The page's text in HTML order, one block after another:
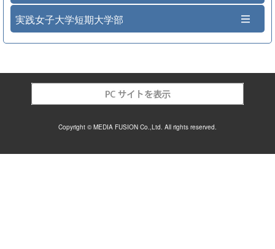
実践女子大学短期大学部
Copyright © MEDIA FUSION Co.,Ltd. All rights reserved.